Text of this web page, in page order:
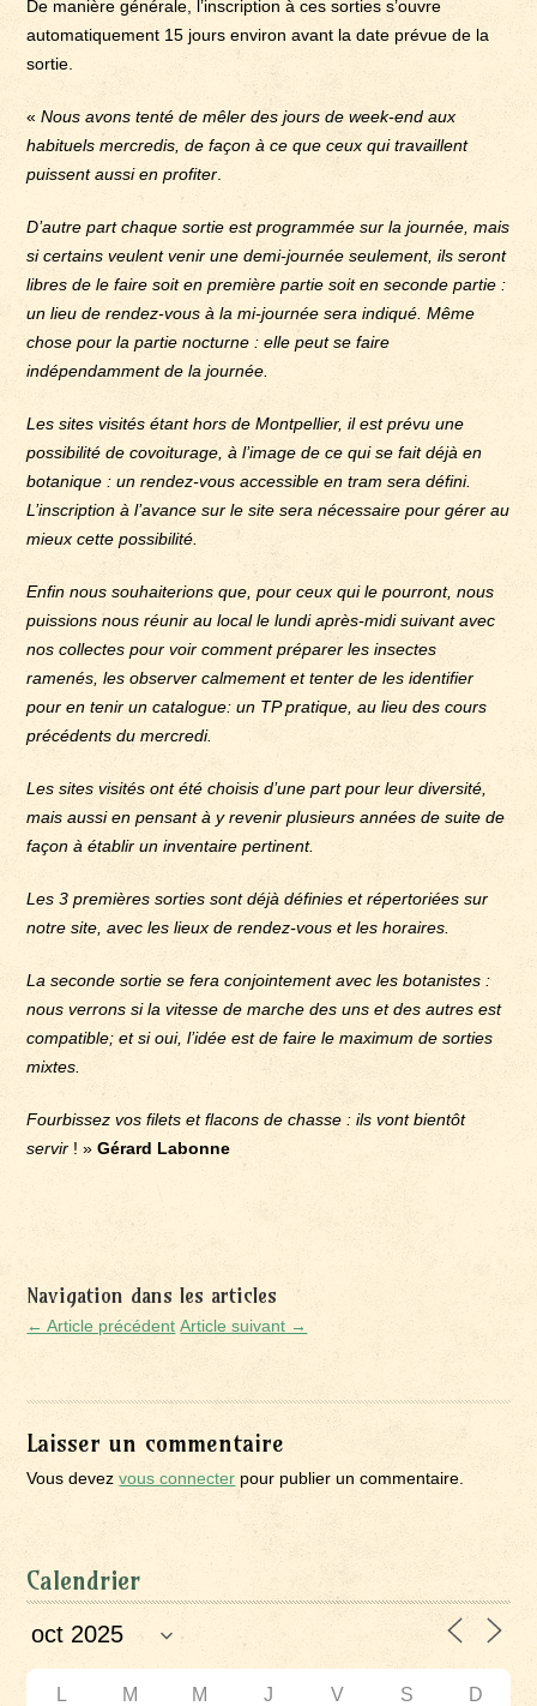
De manière générale, l’inscription à ces sorties s’ouvre
automatiquement 15 jours environ avant la date prévue de la
sortie.
«Nous avons tenté de mêler des jours de week-end aux
habituels mercredis, de façon à ce que ceux qui travaillent
puissent aussi en profiter
D’autre part chaque sortie est programmée sur la journée, mais
si certains veulent venir une demi-journée seulement, ils seront
libres de le faire soit en première partie soit en seconde partie :
un lieu de rendez-vous à la mi-journée sera indiqué. Même
chose pour la partie nocturne : elle peut se faire
indépendamment de la journée.
Les sites visités étant hors de Montpellier, il est prévu une
possibilité de covoiturage, à l’image de ce qui se fait déjà en
botanique : un rendez-vous accessible en tram sera défini.
L’inscription à l’avance sur le site sera nécessaire pour gérer au
mieux cette possibilité.
Enfin nous souhaiterions que, pour ceux qui le pourront, nous
puissions nous réunir au local le lundi après-midi suivant avec
nos collectes pour voir comment préparer les insectes
ramenés, les observer calmement et tenter de les identifier
pour en tenir un catalogue: un TP pratique, au lieu des cours
précédents du mercredi.
Les sites visités ont été choisis d’une part pour leur diversité,
mais aussi en pensant à y revenir plusieurs années de suite de
façon à établir un inventaire pertinent.
Les 3 premières sorties sont déjà définies et répertoriées sur
notre site, avec les lieux de rendez-vous et les horaires.
La seconde sortie se fera conjointement avec les botanistes :
nous verrons si la vitesse de marche des uns et des autres est
compatible; et si oui, l’idée est de faire le maximum de sorties
mixtes.
Fourbissez vos filets et flacons de chasse : ils vont bientôt
servir ! »Gérard Labonne
Navigation dans les articles
← Article précédent Article suivant →
Laisser un commentaire
Vous devezvous connecter pour publier un commentaire.
Calendrier
L M M J V S D